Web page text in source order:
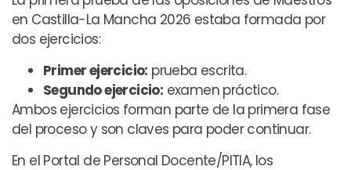
en Castilla-La Mancha 2026 estaba formada por
dos ejercicios:
Primer ejercicio: prueba escrita.
Segundo ejercicio: examen práctico.
Ambos ejercicios forman parte de la primera fase
del proceso y son claves para poder continuar.
En el Portal de Personal Docente/PITIA, los